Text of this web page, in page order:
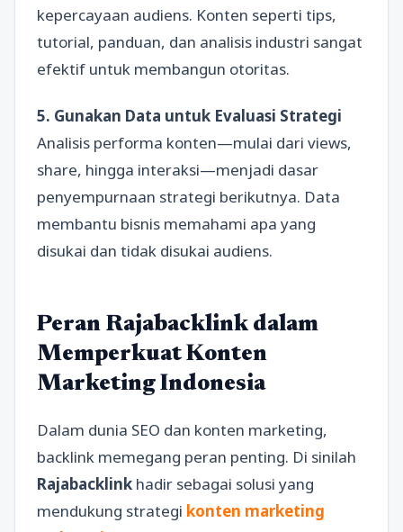
kepercayaan audiens. Konten seperti tips,
tutorial, panduan, dan analisis industri sangat
efektif untuk membangun otoritas.
5. Gunakan Data untuk Evaluasi Strategi
Analisis performa konten—mulai dari views,
share, hingga interaksi—menjadi dasar
penyempurnaan strategi berikutnya. Data
membantu bisnis memahami apa yang
disukai dan tidak disukai audiens.
Peran Rajabacklink dalam
Memperkuat Konten
Marketing Indonesia
Dalam dunia SEO dan konten marketing,
backlink memegang peran penting. Di sinilah
Rajabacklink hadir sebagai solusi yang
mendukung strategi konten marketing